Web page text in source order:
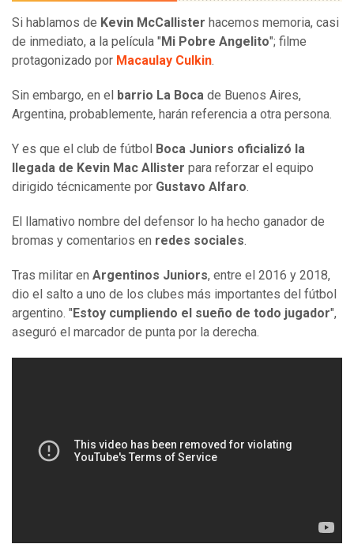
Si hablamos de Kevin McCallister hacemos memoria, casi
de inmediato, a la película " Mi Pobre Angelito"; filme
protagonizado por Macaulay Culkin.
Sin embargo, en el barrio La Boca de Buenos Aires,
Argentina, probablemente, harán referencia a otra persona.
Y es que el club de fútbol
Boca Juniors oficializó la
llegada de Kevin Mac Allister para reforzar el equipo
dirigido técnicamente por Gustavo Alfaro.
El llamativo nombre del defensor lo ha hecho ganador de
bromas y comentarios en redes sociales.
Tras militar en Argentinos Juniors, entre el 2016 y 2018,
dio el salto a uno de los clubes más importantes del fútbol
argentino. " Estoy cumpliendo el sueño de todo jugador",
aseguró el marcador de punta por la derecha.